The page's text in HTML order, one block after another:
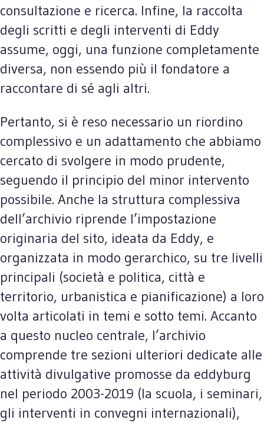
consultazione e ricerca. Infine, la raccolta
degli scritti e degli interventi di Eddy
assume, oggi, una funzione completamente
diversa, non essendo più il fondatore a
raccontare di sé agli altri.
Pertanto, si è reso necessario un riordino
complessivo e un adattamento che abbiamo
cercato di svolgere in modo prudente,
seguendo il principio del minor intervento
possibile. Anche la struttura complessiva
dell’archivio riprende l’impostazione
originaria del sito, ideata da Eddy, e
organizzata in modo gerarchico, su tre livelli
principali (società e politica, città e
territorio, urbanistica e pianificazione) a loro
volta articolati in temi e sotto temi. Accanto
a questo nucleo centrale, l’archivio
comprende tre sezioni ulteriori dedicate alle
attività divulgative promosse da eddyburg
nel periodo 2003-2019 (la scuola, i seminari,
gli interventi in convegni internazionali),